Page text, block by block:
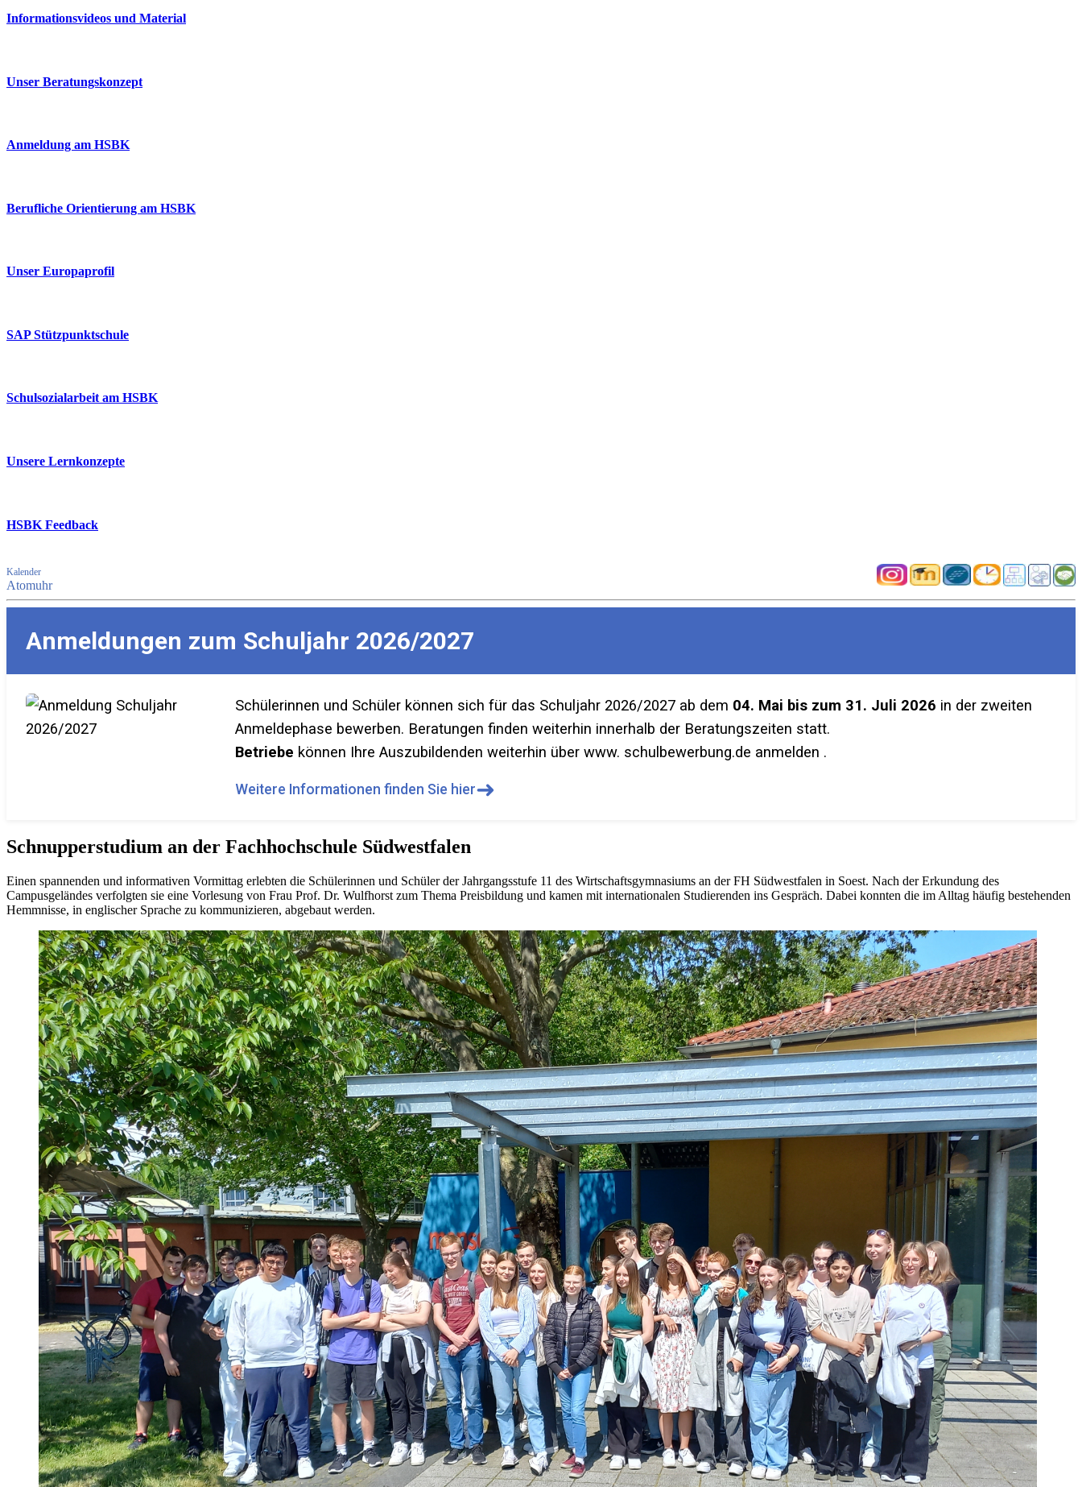
Informationsvideos und Material
Unser Beratungskonzept
Anmeldung am HSBK
Berufliche Orientierung am HSBK
Unser Europaprofil
SAP Stützpunktschule
Schulsozialarbeit am HSBK
Unsere Lernkonzepte
HSBK Feedback
Kalender
Atomuhr
Anmeldungen zum Schuljahr 2026/2027
Schülerinnen und Schüler können sich für das Schuljahr 2026/2027 ab dem 04. Mai bis zum 31. Juli 2026 in der zweiten
Anmeldephase bewerben. Beratungen finden weiterhin innerhalb der Beratungszeiten statt.
Betriebe können Ihre Auszubildenden weiterhin über www. schulbewerbung.de anmelden .
Weitere Informationen finden Sie hier➜
Schnupperstudium an der Fachhochschule Südwestfalen
Einen spannenden und informativen Vormittag erlebten die Schülerinnen und Schüler der Jahrgangsstufe 11 des Wirtschaftsgymnasiums an der FH Südwestfalen in Soest. Nach der Erkundung des
Campusgeländes verfolgten sie eine Vorlesung von Frau Prof. Dr. Wulfhorst zum Thema Preisbildung und kamen mit internationalen Studierenden ins Gespräch. Dabei konnten die im Alltag häufig bestehenden
Hemmnisse, in englischer Sprache zu kommunizieren, abgebaut werden.